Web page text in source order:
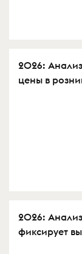
2026:
цены в
2026:
фиксирует